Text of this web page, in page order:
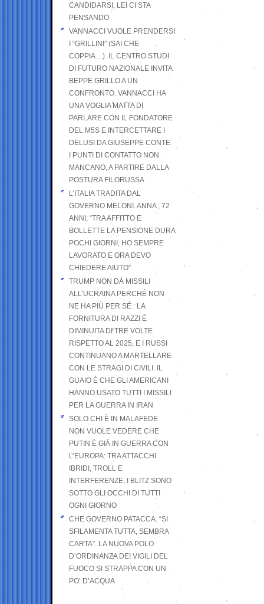
CANDIDARSI: LEI CI STA
PENSANDO
VANNACCI VUOLE PRENDERSI
I “GRILLINI” (SAI CHE
COPPIA…). IL CENTRO STUDI
DI FUTURO NAZIONALE INVITA
BEPPE GRILLO A UN
CONFRONTO. VANNACCI HA
UNA VOGLIA MATTA DI
PARLARE CON IL FONDATORE
DEL M5S E INTERCETTARE I
DELUSI DA GIUSEPPE CONTE.
I PUNTI DI CONTATTO NON
MANCANO, A PARTIRE DALLA
POSTURA FILORUSSA
L’ITALIA TRADITA DAL
GOVERNO MELONI. ANNA , 72
ANNI; “TRA AFFITTO E
BOLLETTE LA PENSIONE DURA
POCHI GIORNI, HO SEMPRE
LAVORATO E ORA DEVO
CHIEDERE AIUTO”
TRUMP NON DÀ MISSILI
ALL’UCRAINA PERCHÉ NON
NE HA PIÙ PER SÉ : LA
FORNITURA DI RAZZI È
DIMINUITA DI TRE VOLTE
RISPETTO AL 2025, E I RUSSI
CONTINUANO A MARTELLARE
CON LE STRAGI DI CIVILI. IL
GUAIO È CHE GLI AMERICANI
HANNO USATO TUTTI I MISSILI
PER LA GUERRA IN IRAN
SOLO CHI È IN MALAFEDE
NON VUOLE VEDERE CHE
PUTIN È GIÀ IN GUERRA CON
L’EUROPA: TRA ATTACCHI
IBRIDI, TROLL E
INTERFERENZE, I BLITZ SONO
SOTTO GLI OCCHI DI TUTTI
OGNI GIORNO
CHE GOVERNO PATACCA. “SI
SFILAMENTA TUTTA, SEMBRA
CARTA”. LA NUOVA POLO
D’ORDINANZA DEI VIGILI DEL
FUOCO SI STRAPPA CON UN
PO’ D’ACQUA